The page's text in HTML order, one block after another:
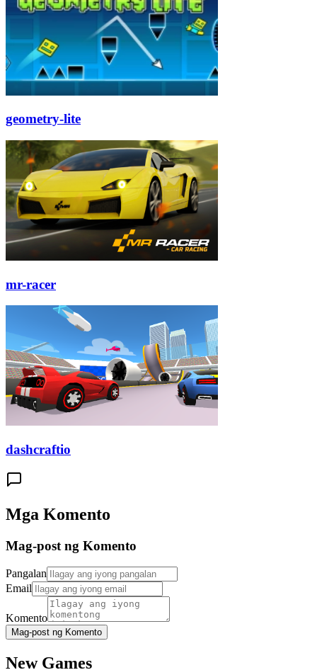
geometry-lite
mr-racer
dashcraftio
Mga Komento
Mag-post ng Komento
Pangalan
Email
Komento
Mag-post ng Komento
New Games